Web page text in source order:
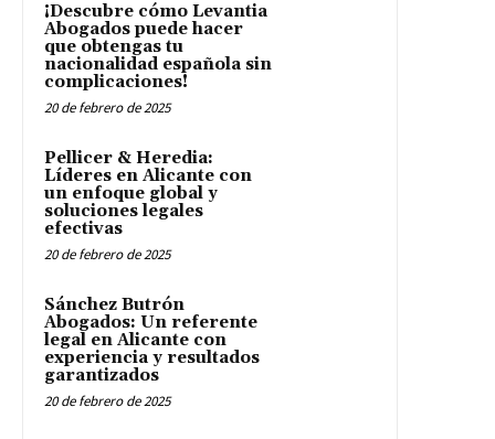
¡Descubre cómo Levantia
Abogados puede hacer
que obtengas tu
nacionalidad española sin
complicaciones!
20 de febrero de 2025
Pellicer & Heredia:
Líderes en Alicante con
un enfoque global y
soluciones legales
efectivas
20 de febrero de 2025
Sánchez Butrón
Abogados: Un referente
legal en Alicante con
experiencia y resultados
garantizados
20 de febrero de 2025